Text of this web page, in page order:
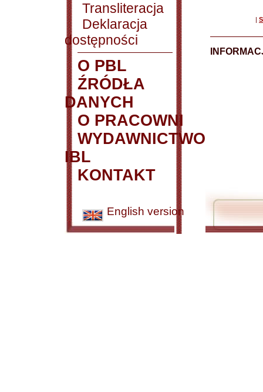
Transliteracja
Deklaracja
dostępności
O PBL
ŹRÓDŁA
DANYCH
O PRACOWNI
WYDAWNICTWO
IBL
KONTAKT
English version
|